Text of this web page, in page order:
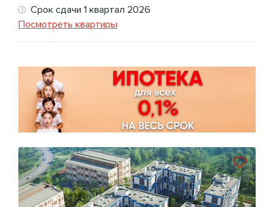
Срок сдачи 1 квартал 2026
Посмотреть квартиры